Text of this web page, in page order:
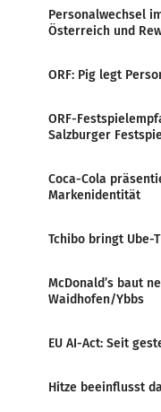
Personalwechsel
Österreich und
ORF: Pig legt
ORF-
Salzburger
Coca-Cola
Markenidentität
Tchibo bringt Ube-
McDonald’s baut
Waidhofen/Ybbs
EU AI-Act: Seit
Hitze beeinflusst